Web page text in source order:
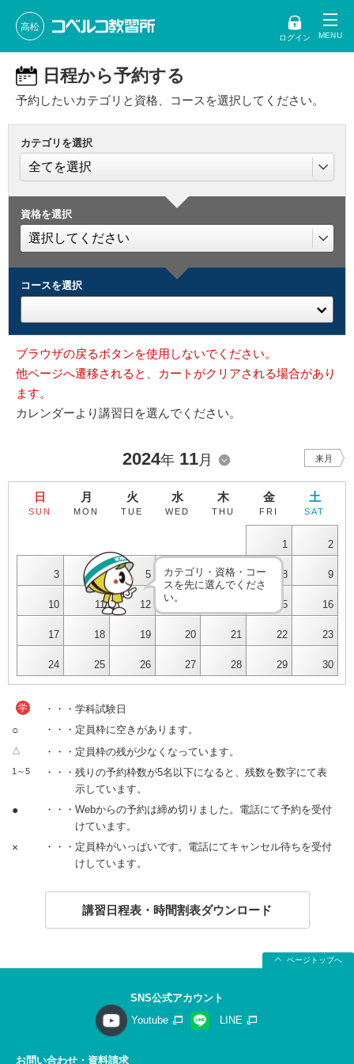
高松
ログイン
日程から予約する
予約したいカテゴリと資格、コースを選択してください。
カテゴリを選択
資格を選択
コースを選択
ブラウザの戻るボタンを使用しないでください。
他ページへ遷移されると、カートがクリアされる場合があり
ます。
カレンダーより講習日を選んでください。
2024年 11月 来月
日
SUN
月
MON
火
TUE
水
WED
木
THU
金
FRI
土
SAT
1 2
3 4 5 6 7 8 9
10 11 12 15 16
17 18 19 20 21 22 23
24 25 26 27 28 29 30
カテゴリ・資格・コー
スを先に選んでくださ
い。
学 ・・・学科試験日
○ ・・・定員枠に空きがあります。
△ ・・・定員枠の残が少なくなっています。
1～5
・・・残りの予約枠数が5名以下になると、残数を数字にて表
示しています。
●
・・・Webからの予約は締め切りました。電話にて予約を受付
けています。
×
・・・定員枠がいっぱいです。電話にてキャンセル待ちを受付
けしています。
講習日程表・時間割表ダウンロード
ページトップへ
SNS公式アカウント
Youtube
LINE
お問い合わせ・資料請求